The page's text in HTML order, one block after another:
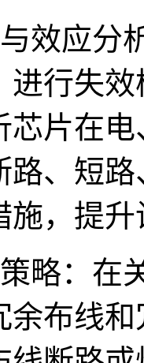
效应分
进行失
芯片在
路、短
施，提
略：在
余布线